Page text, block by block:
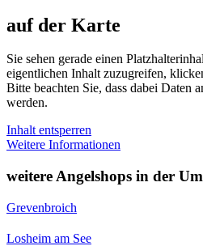
auf der Karte
Sie sehen gerade einen
eigentlichen Inhalt zuzugreifen,
Bitte beachten Sie, dass dabei Daten
werden.
Inhalt entsperren
Weitere Informationen
weitere Angelshops in der
Grevenbroich
Losheim am See